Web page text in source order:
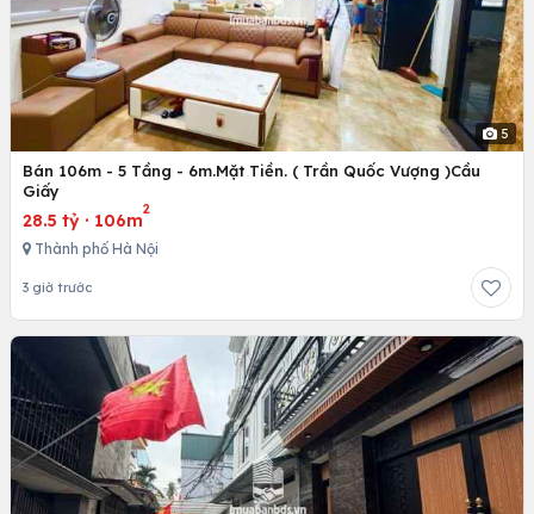
5
Bán 106m - 5 Tầng - 6m.Mặt Tiền. ( Trần Quốc Vượng )Cầu
Giấy
28.5 tỷ · 106m
2
Thành phố Hà Nội
3 giờ trước